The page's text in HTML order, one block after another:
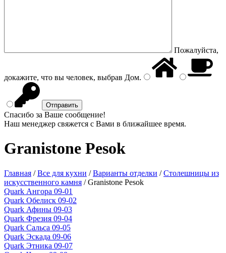
Пожалуйста,
докажите, что вы человек, выбрав Дом.
Спасибо за Ваше сообщение!
Наш менеджер свяжется с Вами в ближайшее время.
Granistone Pesok
Главная /Все для кухни /Варианты отделки /Столешницы из
искусственного камня /Granistone Pesok
Quark Ангора 09-01
Quark Обелиск 09-02
Quark Афины 09-03
Quark Фрезия 09-04
Quark Сальса 09-05
Quark Эскада 09-06
Quark Этника 09-07